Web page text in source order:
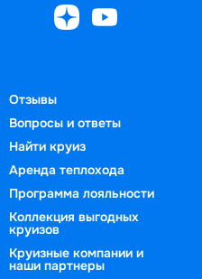
Отзывы
Вопросы и ответы
Найти круиз
Аренда теплохода
Программа лояльности
Коллекция выгодных
круизов
Круизные компании и
наши партнеры